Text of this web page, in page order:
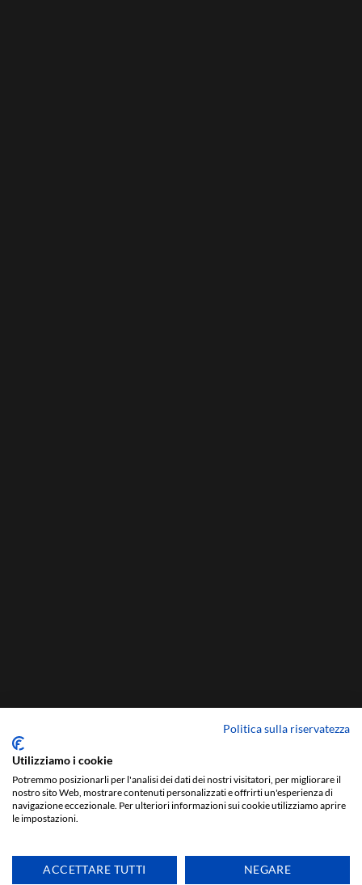
Politica sulla riservatezza
Utilizziamo i cookie
Potremmo posizionarli per l'analisi dei dati dei nostri visitatori, per migliorare il
nostro sito Web, mostrare contenuti personalizzati e offrirti un'esperienza di
navigazione eccezionale. Per ulteriori informazioni sui cookie utilizziamo aprire
le impostazioni.
ACCETTARE TUTTI NEGARE